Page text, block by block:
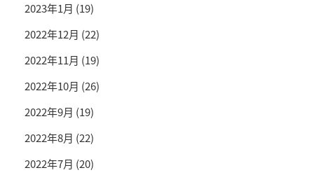
2023年1月 (19)
2022年12月 (22)
2022年11月 (19)
2022年10月 (26)
2022年9月 (19)
2022年8月 (22)
2022年7月 (20)